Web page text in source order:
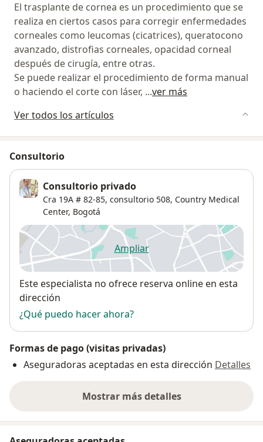
El trasplante de cornea es un procedimiento que se
realiza en ciertos casos para corregir enfermedades
corneales como leucomas (cicatrices), queratocono
avanzado, distrofias corneales, opacidad corneal
después de cirugía, entre otras.
Se puede realizar el procedimiento de forma manual
o haciendo el corte con láser, ...ver más
Ver todos los artículos
Consultorio
Consultorio privado
Cra 19A # 82-85, consultorio 508, Country Medical
Center, Bogotá
Ampliarse abre en una nueva
Disponibilidad
Este especialista no ofrece reserva online en esta
dirección
¿Qué puedo hacer ahora?
Formas de pago (visitas privadas)
Aseguradoras aceptadas en esta dirección Detalles
Mostrar más detalles
sobre la dirección